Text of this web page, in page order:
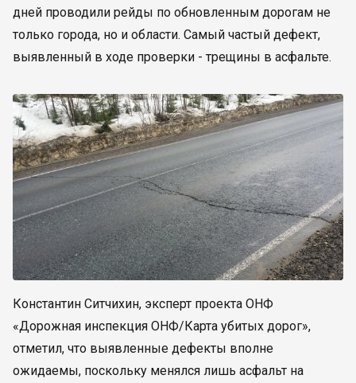
дней проводили рейды по обновленным дорогам не
только города, но и области. Самый частый дефект,
выявленный в ходе проверки - трещины в асфальте.
Константин Ситчихин, эксперт проекта ОНФ
«Дорожная инспекция ОНФ/Карта убитых дорог»,
отметил, что выявленные дефекты вполне
ожидаемы, поскольку менялся лишь асфальт на